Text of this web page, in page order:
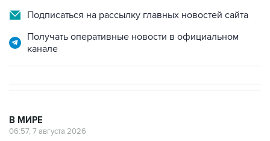
Подписаться на рассылку главных новостей сайта
Получать оперативные новости в официальном
канале
В МИРЕ
06:57, 7 августа 2026